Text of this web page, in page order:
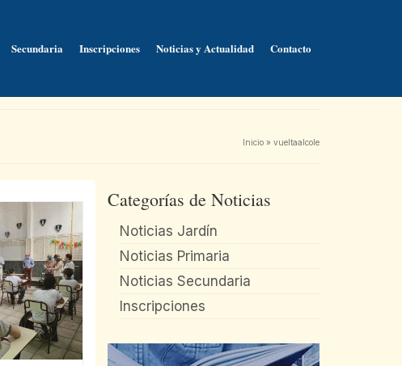
Secundaria Inscripciones Noticias y Actualidad Contacto
Inicio » vueltaalcole
Categorías de Noticias
Noticias Jardín
Noticias Primaria
Noticias Secundaria
Inscripciones